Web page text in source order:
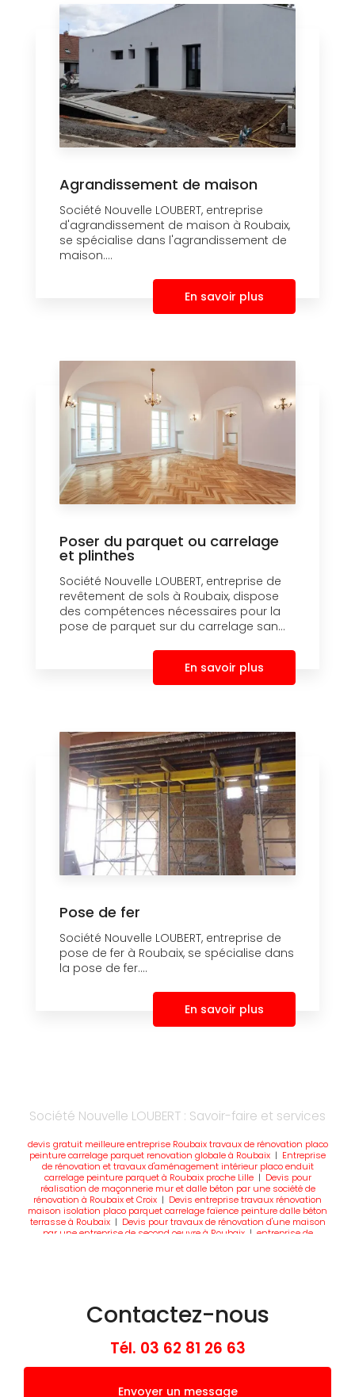
Agrandissement de maison
Société Nouvelle LOUBERT, entreprise
d'agrandissement de maison à Roubaix,
se spécialise dans l'agrandissement de
maison....
En savoir plus
Poser du parquet ou carrelage
et plinthes
Société Nouvelle LOUBERT, entreprise de
revêtement de sols à Roubaix, dispose
des compétences nécessaires pour la
pose de parquet sur du carrelage san...
En savoir plus
Pose de fer
Société Nouvelle LOUBERT, entreprise de
pose de fer à Roubaix, se spécialise dans
la pose de fer....
En savoir plus
Société Nouvelle LOUBERT : Savoir-faire et services
devis gratuit meilleure entreprise Roubaix travaux de rénovation placo
peinture carrelage parquet renovation globale à Roubaix | Entreprise
de rénovation et travaux d'aménagement intérieur placo enduit
carrelage peinture parquet à Roubaix proche Lille| Devis pour
réalisation de maçonnerie mur et dalle béton par une société de
rénovation à Roubaix et Croix | Devis entreprise travaux rénovation
maison isolation placo parquet carrelage faïence peinture dalle béton
terrasse à Roubaix| Devis pour travaux de rénovation d'une maison
par une entreprise de second oeuvre à Roubaix| entreprise de
isolation RGE carrelage parquet à Bondues|entreprise de travaux de
rénovation globale et de maçonnerie extension de maison parpaings
maison par une entreprise de second oeuvre à Wasquehal proche
devis gratuit societe travaux renovation complete
appartement Roubaix proche Wasquehal|devis entreprise travaux
entreprise maçonnerie rénovation maison à Roubaix et métropole
Contactez-nous
Tél. 03 62 81 26 63
Envoyer un message